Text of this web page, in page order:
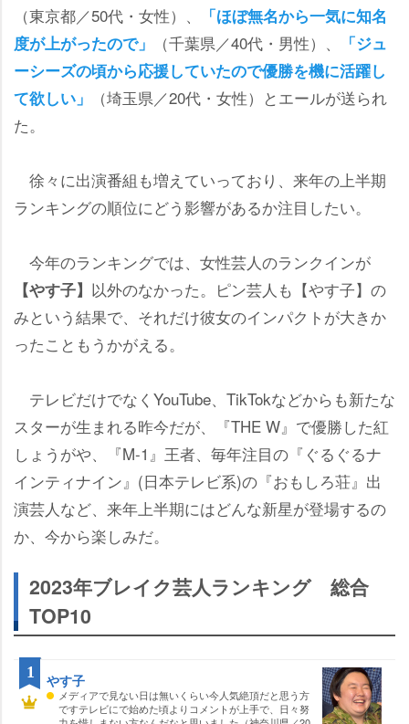
（東京都／50代・女性）、
「ほぼ無名から一気に知名
度が上がったので」
（千葉県／40代・男性）、
「ジュ
ーシーズの頃から応援していたので優勝を機に活躍し
て欲しい」
（埼玉県／20代・女性）とエールが送られ
た。
徐々に出演番組も増えていっており、来年の上半期
ランキングの順位にどう影響があるか注目したい。
今年のランキングでは、女性芸人のランクインが
【やす子】 以外のなかった。ピン芸人も【やす子】の
みという結果で、それだけ彼女のインパクトが大きか
ったこともうかがえる。
テレビだけでなくYouTube、TikTokなどからも新たな
スターが生まれる昨今だが、『THE W』で優勝した紅
しょうがや、『M-1』王者、毎年注目の『ぐるぐるナ
インティナイン』(日本テレビ系)の『おもしろ荘』出
演芸人など、来年上半期にはどんな新星が登場するの
か、今から楽しみだ。
2023年ブレイク芸人ランキング 総合
TOP10
す子
メディアで見ない日は無いくらい今人気絶頂だと思う方
ですテレビにで始めた頃よりコメントが上手で、日々努
1